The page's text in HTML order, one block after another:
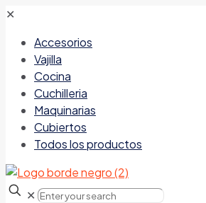
✕
Accesorios
Vajilla
Cocina
Cuchilleria
Maquinarias
Cubiertos
Todos los productos
✕